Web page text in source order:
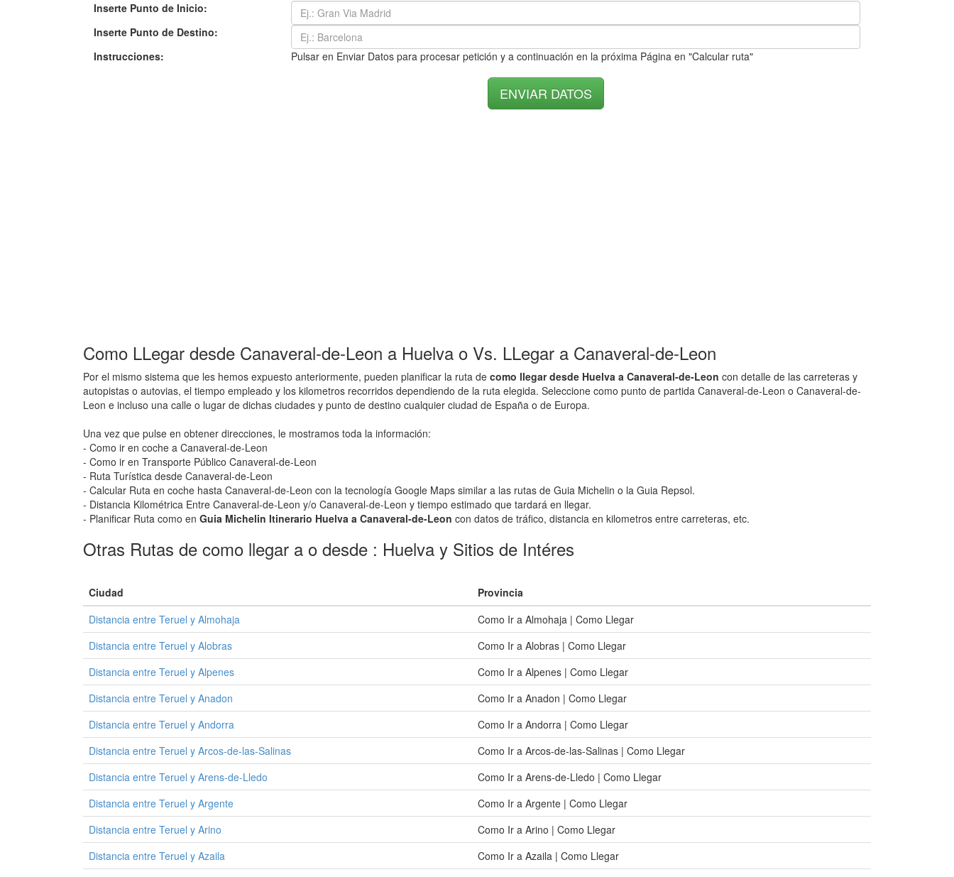
Inserte Punto de Inicio:
Inserte Punto de Destino:
Instrucciones:
Pulsar en Enviar Datos para procesar petición y a continuación en la próxima Página en "Calcular ruta"
Como LLegar desde Canaveral-de-Leon a Huelva o Vs. LLegar a Canaveral-de-Leon
Por el mismo sistema que les hemos expuesto anteriormente, pueden planificar la ruta de como llegar desde Huelva a Canaveral-de-Leon con detalle de las carreteras y
autopistas o autovias, el tiempo empleado y los kilometros recorridos dependiendo de la ruta elegida. Seleccione como punto de partida Canaveral-de-Leon o Canaveral-de-
Leon e incluso una calle o lugar de dichas ciudades y punto de destino cualquier ciudad de España o de Europa.
Una vez que pulse en obtener direcciones, le mostramos toda la información:
- Como ir en coche a Canaveral-de-Leon
- Como ir en Transporte Público Canaveral-de-Leon
- Ruta Turística desde Canaveral-de-Leon
- Calcular Ruta en coche hasta Canaveral-de-Leon con la tecnología Google Maps similar a las rutas de Guia Michelin o la Guia Repsol.
- Distancia Kilométrica Entre Canaveral-de-Leon y/o Canaveral-de-Leon y tiempo estimado que tardará en llegar.
- Planificar Ruta como en Guia Michelin Itinerario Huelva a Canaveral-de-Leon con datos de tráfico, distancia en kilometros entre carreteras, etc.
Otras Rutas de como llegar a o desde : Huelva y Sitios de Intéres
Ciudad
Provincia
Distancia entre Teruel y Almohaja
Como Ir a Almohaja | Como Llegar
Distancia entre Teruel y Alobras
Como Ir a Alobras | Como Llegar
Distancia entre Teruel y Alpenes
Como Ir a Alpenes | Como Llegar
Distancia entre Teruel y Anadon
Como Ir a Anadon | Como Llegar
Distancia entre Teruel y Andorra
Como Ir a Andorra | Como Llegar
Distancia entre Teruel y Arcos-de-las-Salinas
Como Ir a Arcos-de-las-Salinas | Como Llegar
Distancia entre Teruel y Arens-de-Lledo
Como Ir a Arens-de-Lledo | Como Llegar
Distancia entre Teruel y Argente
Como Ir a Argente | Como Llegar
Distancia entre Teruel y Arino
Como Ir a Arino | Como Llegar
Distancia entre Teruel y Azaila
Como Ir a Azaila | Como Llegar